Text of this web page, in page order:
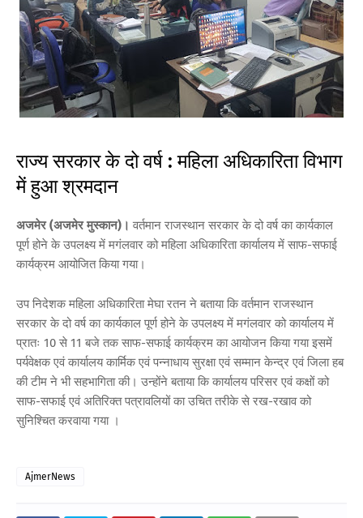
राज्य सरकार के दो वर्ष : महिला अधिकारिता विभाग
में हुआ श्रमदान
अजमेर (अजमेर मुस्कान)। वर्तमान राजस्थान सरकार के दो वर्ष का कार्यकाल
पूर्ण होने के उपलक्ष्य में मगंलवार को महिला अधिकारिता कार्यालय में साफ-सफाई
कार्यक्रम आयोजित किया गया।
उप निदेशक महिला अधिकारिता मेघा रतन ने बताया कि वर्तमान राजस्थान
सरकार के दो वर्ष का कार्यकाल पूर्ण होने के उपलक्ष्य में मगंलवार को कार्यालय में
प्रातः 10 से 11 बजे तक साफ-सफाई कार्यक्रम का आयोजन किया गया इसमें
पर्यवेक्षक एवं कार्यालय कार्मिक एवं पन्नाधाय सुरक्षा एवं सम्मान केन्द्र एवं जिला हब
की टीम ने भी सहभागिता की। उन्होंने बताया कि कार्यालय परिसर एवं कक्षों को
साफ-सफाई एवं अतिरिक्त पत्रावलियों का उचित तरीके से रख-रखाव को
सुनिश्चित करवाया गया ।
AjmerNews